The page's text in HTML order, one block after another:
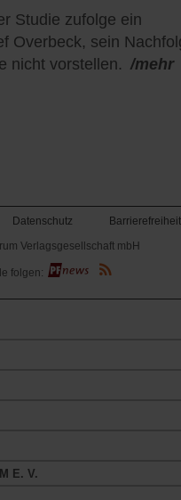
Studie zufolge ein
Overbeck, sein
nicht vorstellen. /mehr
Datenschutz
Barrierefreiheit
Verlagsgesellschaft mbH
(Öffnet
in
neuen
folgen:
E. V.